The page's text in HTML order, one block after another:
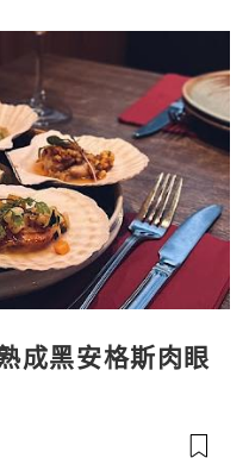
成黑安格斯肉眼